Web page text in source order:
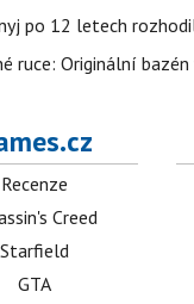
po 12 letech
ruce: Originální
Recenze
Creed
Starfield
GTA